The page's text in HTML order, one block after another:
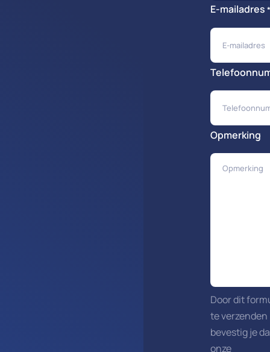
Opmerking
E-mailadres
Door dit
te verzenden
bevestig je
onze